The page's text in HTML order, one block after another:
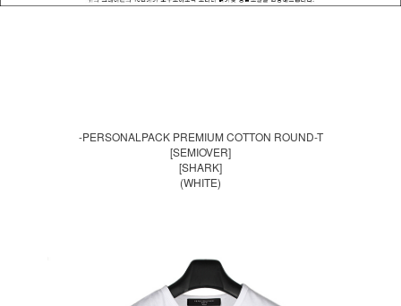
-PERSONALPACK PREMIUM COTTON ROUND-T
[SEMIOVER]
[SHARK]
(WHITE)